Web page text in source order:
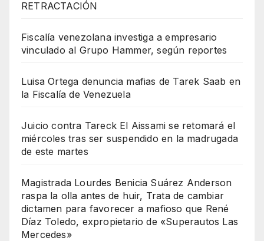
RETRACTACIÓN
Fiscalía venezolana investiga a empresario
vinculado al Grupo Hammer, según reportes
Luisa Ortega denuncia mafias de Tarek Saab en
la Fiscalía de Venezuela
Juicio contra Tareck El Aissami se retomará el
miércoles tras ser suspendido en la madrugada
de este martes
Magistrada Lourdes Benicia Suárez Anderson
raspa la olla antes de huir, Trata de cambiar
dictamen para favorecer a mafioso que René
Díaz Toledo, expropietario de «Superautos Las
Mercedes»